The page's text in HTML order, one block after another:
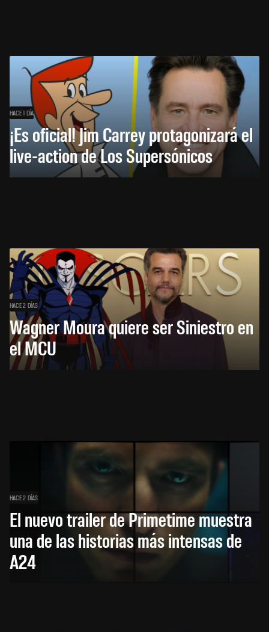
HACE 1 DÍA
¡Es oficial! Jim Carrey protagonizará el
live-action de Los Supersónicos
HACE 2 DÍAS
Wagner Moura quiere ser Siniestro en
el MCU
HACE 2 DÍAS
El nuevo trailer de Primetime muestra
una de las historias más intensas de
A24